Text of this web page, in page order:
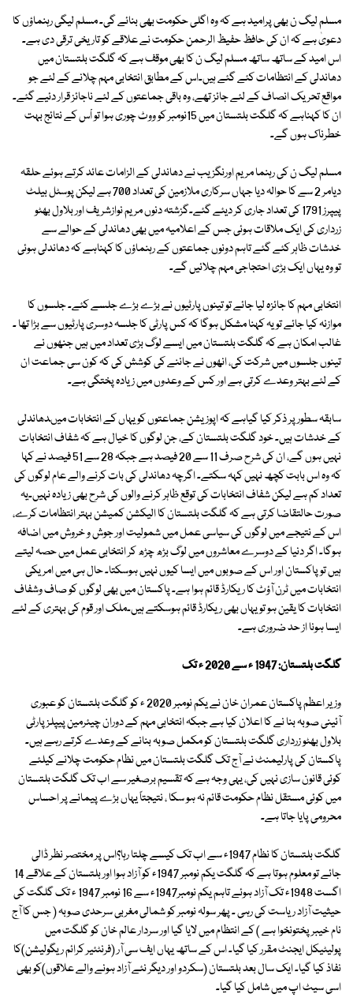
مسلم لیگ ن بھی پرامید ہے کہ وہ اگلی حکومت بھی بنائے گی۔ مسلم لیگی رہنماؤں کا
دعویٰ ہے کہ ان کی حافظ حفیظ الرحمن حکومت نے علاقے کو تاریخی ترقی دی ہے۔
اس امید کے ساتھ ساتھ مسلم لیگ ن کا بھی موقف ہے کہ گلگت بلتستان میں
دھاندلی کے انتظامات کئے گئے ہیں۔اس کے مطابق انتخابی مہم چلانے کے لئے جو
مواقع تحریک انصاف کے لئے جائز تھے، وہ باقی جماعتوں کے لئے ناجائز قرار دئیے گئے۔
ان کا کہناہے کہ گلگت بلتستان میں 15نومبر کو ووٹ چوری ہوا تو اْس کے نتائج بہت
خطرناک ہوں گے۔
مسلم لیگ ن کی رہنما مریم اورنگزیب نے دھاندلی کے الزامات عائد کرتے ہوئے حلقہ
دیامر 2 سے کا حوالہ دیا جہاں سرکاری ملازمین کی تعداد 700 ہے لیکن پوسٹل بیلٹ
پیپرز 1791 کی تعداد جاری کر دیئے گئے۔گزشتہ دنوں مریم نوازشریف اور بلاول بھٹو
زرداری کی ایک ملاقات ہوئی جس کے اعلامیہ میں بھی دھاندلی کے حوالے سے
خدشات ظاہر کئے گئے تاہم دونوں جماعتوں کے رہنماؤں کا کہناہے کہ دھاندلی ہوئی
تو وہ یہاں ایک بڑی احتجاجی مہم چلائیں گے۔
انتخابی مہم کا جائزہ لیا جائے تو تینوں پارٹیوں نے بڑے بڑے جلسے کئے۔ جلسوں کا
موازنہ کیا جائے تو یہ کہنا مشکل ہوگا کہ کس پارٹی کا جلسہ دوسری پارٹیوں سے بڑا تھا ۔
غالب امکان ہے کہ گلگت بلتستان میں ایسے لوگ بڑی تعداد میں ہیں جنھوں نے
تینوں جلسوں میں شرکت کی، انھوں نے جاننے کی کوشش کی کہ کون سی جماعت ان
کے لئے بہتر وعدے کرتی ہے اور کس کے وعدوں میں زیادہ پختگی ہے۔
سابقہ سطور پر ذکر کیا گیاہے کہ اپوزیشن جماعتوں کو یہاں کے انتخابات میںدھاندلی
کے خدشات ہیں۔ خود گلگت بلتستان کے، جن لوگوں کا خیال ہے کہ شفاف انتخابات
نہیں ہوں گے، ان کی شرح صرف 11 سے 20 فیصد ہے جبکہ 28 سے 51 فیصد نے کہا
کہ وہ اس بابت کچھ نہیں کہہ سکتے۔ اگرچہ دھاندلی کی بات کرنے والے عام لوگوں کی
تعداد کم ہے لیکن شفاف انتخابات کی توقع ظاہر کرنے والوں کی شرح بھی زیادہ نہیں۔یہ
صورت حالتقاضا کرتی ہے کہ گلگت بلتستان کا الیکشن کمیشن بہتر انتظامات کرے،
اس کے نتیجے میں لوگوں کی سیاسی عمل میں شمولیت اور جوش و خروش میں اضافہ
ہوگا۔ اگر دنیا کے دوسرے معاشروں میں لوگ بڑھ چڑھ کر انتخابی عمل میں حصہ لیتے
ہیں تو پاکستان اور اس کے صوبوں میں ایسا کیوں نہیں ہوسکتا۔ حال ہی میں امریکی
انتخابات میں ٹرن آؤٹ کا ریکارڈ قائم ہوا ہے۔ پاکستان میں بھی لوگوں کو صاف وشفاف
انتخابات کا یقین ہو تو یہاں بھی ریکارڈ قائم ہوسکتے ہیں۔ملک اور قوم کی بہتری کے لئے
ایسا ہونا از حد ضروری ہے۔
گلگت بلتستان: 1947 ء سے 2020 ء تک
وزیر اعظم پاکستان عمران خان نے یکم نومبر 2020 ء کو گلگت بلتستان کو عبوری
آئینی صوبہ بنا نے کا اعلان کیا ہے جبکہ انتخابی مہم کے دوران چیئرمین پیپلز پارٹی
بلاول بھٹو زرداری گلگت بلتستان کو مکمل صوبہ بنانے کے وعدے کرتے رہے ہیں۔
پاکستان کی پارلیمنٹ نے آج تک گلگت بلتستان میں نظام حکومت چلانے کیلئے
کوئی قانون سازی نہیں کی، یہی وجہ ہے کہ تقسیم برصغیر سے اب تک گلگت بلتستان
میں کوئی مستقل نظام حکومت قائم نہ ہو سکا ، نتیجتاً یہاں بڑے پیمانے پر احساس
محرومی پایا جاتا ہے۔
گلگت بلتستان کا نظام 1947ء سے اب تک کیسے چلتا رہا؟اس پر مختصر نظر ڈالی
جائے تو معلوم ہوتا ہے کہ گلگت یکم نومبر 1947ء کو آزاد ہوا اور بلتستان کے علاقے 14
اگست 1948ء تک آزاد ہوئے تاہم یکم نومبر1947ء سے 16 نومبر 1947 ء تک گلگت کی
حیثیت آزاد ریاست کی رہی ۔ پھر سولہ نومبر کو شمالی مغربی سرحدی صوبہ ( جس کا آج
نام خیبر پختونخوا ہے ) کے انتظام میں لایا گیا اور سردار عالم خان کو گلگت میں
پولیٹیکل ایجنٹ مقرر کیا گیا۔ اس کے ساتھ یہاں ایف سی آر (فرنٹئیر کرائم ریگولیشن)کا
نفاذ کیا گیا۔ ایک سال بعد بلتستان (سکردو اور دیگر نئے آزاد ہونے والے علاقوں)کو بھی
اسی سیٹ اپ میں شامل کیا گیا۔